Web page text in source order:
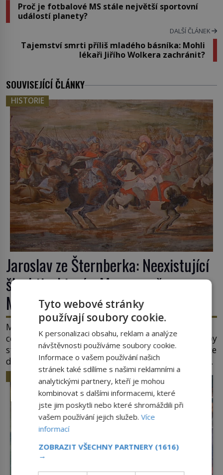
Proč je fotbalové MS stále největší sportovní
událostí planety?
DALŠÍ ČLÁNEK
Tajemství smrti příliš mladého básníka: Mohli
lékaři Jiřího Wolkera zachránit?
SOUVISEJÍCÍ ČLÁNKY
HISTORIE
Jaroslav ze Šternberka: Neexistující
šlechtic, který z Moravy vyžene
Mongoly
Mongolové se tlačí do Evropy a hrozí, že ovládnou
celý svět. Ale naštěstí jim v samotném srdci Evropy
stojí v cestě malé, ale silné království, které dokáže
dobyvatelské hordy zastavit. Co nedokáže žádná
z asijských říší, co nedokážou Němci – to dokáže
český král. Nebo že by ne? Mongolové od roku 1223
postupují podél Kaspického a Azovského moře, […]
Tyto webové stránky
používají soubory cookie.
K personalizaci obsahu, reklam a analýze
návštěvnosti používáme soubory cookie.
Informace o vašem používání našich
stránek také sdílíme s našimi reklamními a
analytickými partnery, kteří je mohou
kombinovat s dalšími informacemi, které
jste jim poskytli nebo které shromáždili při
vašem používání jejich služeb.Více
informací
ZOBRAZIT VŠECHNY PARTNERY (1616)
→